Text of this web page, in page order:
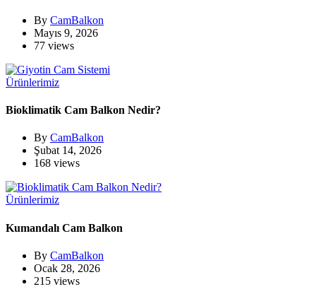
By CamBalkon
Mayıs 9, 2026
77 views
Ürünlerimiz
Bioklimatik Cam Balkon Nedir?
By CamBalkon
Şubat 14, 2026
168 views
Ürünlerimiz
Kumandalı Cam Balkon
By CamBalkon
Ocak 28, 2026
215 views